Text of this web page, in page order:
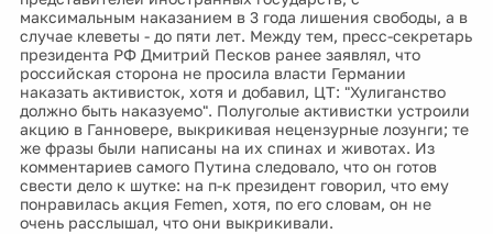
максимальным наказанием в 3 года лишения свободы, а в
случае клеветы - до пяти лет. Между тем, пресс-секретарь
президента РФ Дмитрий Песков ранее заявлял, что
российская сторона не просила власти Германии
наказать активисток, хотя и добавил, ЦТ: "Хулиганство
должно быть наказуемо". Полуголые активистки устроили
акцию в Ганновере, выкрикивая нецензурные лозунги; те
же фразы были написаны на их спинах и животах. Из
комментариев самого Путина следовало, что он готов
свести дело к шутке: на п-к президент говорил, что ему
понравилась акция Femen, хотя, по его словам, он не
очень расслышал, что они выкрикивали.